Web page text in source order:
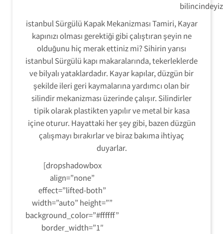
istanbul Sürgülü Kapak Mekanizması Tamiri, Kayar
kapınızı olması gerektiği gibi çalıştıran şeyin ne
olduğunu hiç merak ettiniz mi? Sihirin yarısı
istanbul Sürgülü kapı makaralarında, tekerleklerde
ve bilyalı yataklardadır. Kayar kapılar, düzgün bir
şekilde ileri geri kaymalarına yardımcı olan bir
silindir mekanizması üzerinde çalışır. Silindirler
tipik olarak plastikten yapılır ve metal bir kasa
içine oturur. Hayattaki her şey gibi, bazen düzgün
çalışmayı bırakırlar ve biraz bakıma ihtiyaç
duyarlar.
[dropshadowbox
align=”none”
effect=”lifted-both”
width=”auto” height=””
background_color=”#ffffff”
border_width=”1″